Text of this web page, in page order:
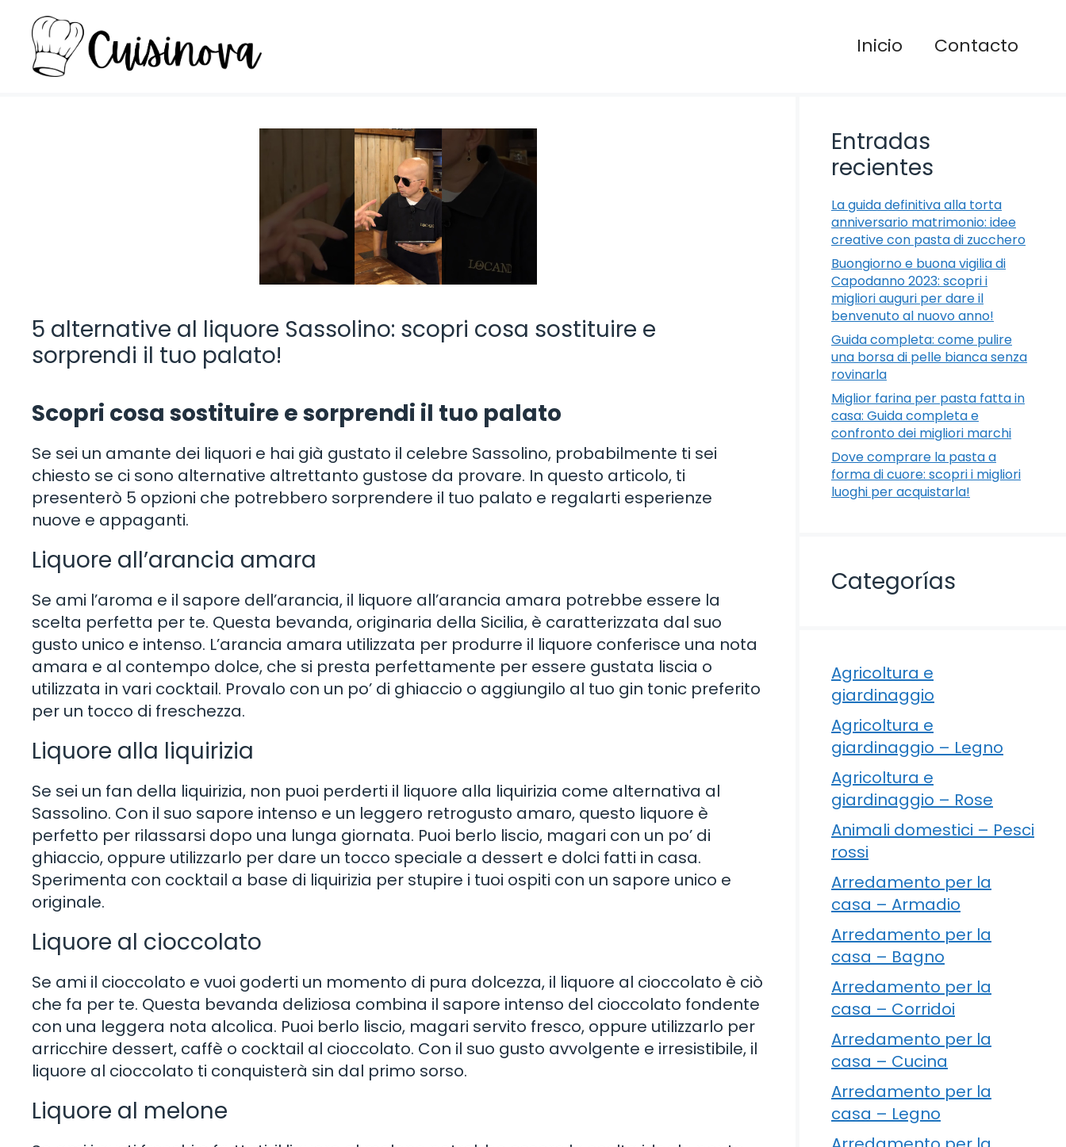
contenuto
Inicio Contacto
5 alternative al liquore Sassolino: scopri cosa sostituire e
sorprendi il tuo palato!
Scopri cosa sostituire e sorprendi il tuo palato
Se sei un amante dei liquori e hai già gustato il celebre Sassolino, probabilmente ti sei
chiesto se ci sono alternative altrettanto gustose da provare. In questo articolo, ti
presenterò 5 opzioni che potrebbero sorprendere il tuo palato e regalarti esperienze
nuove e appaganti.
Liquore all’arancia amara
Se ami l’aroma e il sapore dell’arancia, il liquore all’arancia amara potrebbe essere la
scelta perfetta per te. Questa bevanda, originaria della Sicilia, è caratterizzata dal suo
gusto unico e intenso. L’arancia amara utilizzata per produrre il liquore conferisce una nota
amara e al contempo dolce, che si presta perfettamente per essere gustata liscia o
utilizzata in vari cocktail. Provalo con un po’ di ghiaccio o aggiungilo al tuo gin tonic preferito
per un tocco di freschezza.
Liquore alla liquirizia
Se sei un fan della liquirizia, non puoi perderti il liquore alla liquirizia come alternativa al
Sassolino. Con il suo sapore intenso e un leggero retrogusto amaro, questo liquore è
perfetto per rilassarsi dopo una lunga giornata. Puoi berlo liscio, magari con un po’ di
ghiaccio, oppure utilizzarlo per dare un tocco speciale a dessert e dolci fatti in casa.
Sperimenta con cocktail a base di liquirizia per stupire i tuoi ospiti con un sapore unico e
originale.
Liquore al cioccolato
Se ami il cioccolato e vuoi goderti un momento di pura dolcezza, il liquore al cioccolato è ciò
che fa per te. Questa bevanda deliziosa combina il sapore intenso del cioccolato fondente
con una leggera nota alcolica. Puoi berlo liscio, magari servito fresco, oppure utilizzarlo per
arricchire dessert, caffè o cocktail al cioccolato. Con il suo gusto avvolgente e irresistibile, il
liquore al cioccolato ti conquisterà sin dal primo sorso.
Liquore al melone
Entradas
recientes
La guida definitiva alla torta
anniversario matrimonio: idee
creative con pasta di zucchero
Buongiorno e buona vigilia di
Capodanno 2023: scopri i
migliori auguri per dare il
benvenuto al nuovo anno!
Guida completa: come pulire
una borsa di pelle bianca senza
rovinarla
Miglior farina per pasta fatta in
casa: Guida completa e
confronto dei migliori marchi
Dove comprare la pasta a
forma di cuore: scopri i migliori
luoghi per acquistarla!
Categorías
Agricoltura e
giardinaggio
Agricoltura e
giardinaggio – Legno
Agricoltura e
giardinaggio – Rose
Animali domestici – Pesci
rossi
Arredamento per la
casa – Armadio
Arredamento per la
casa – Bagno
Arredamento per la
casa – Corridoi
Arredamento per la
casa – Cucina
Arredamento per la
casa – Legno